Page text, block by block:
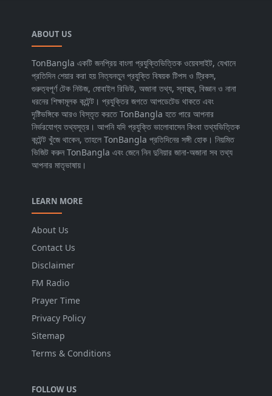
ABOUT US
TonBangla একটি জনপ্রিয় বাংলা প্রযুক্তিভিত্তিক ওয়েবসাইট, যেখানে
প্রতিদিন শেয়ার করা হয় নিত্যনতুন প্রযুক্তি বিষয়ক টিপস ও ট্রিকস,
গুরুত্বপূর্ণ টেক নিউজ, মোবাইল রিভিউ, অজানা তথ্য, স্বাস্থ্য, বিজ্ঞান ও নানা
ধরনের শিক্ষামূলক কন্টেন্ট। প্রযুক্তির জগতে আপডেটেড থাকতে এবং
দৃষ্টিভঙ্গিকে আরও বিস্তৃত করতে TonBangla হতে পারে আপনার
নির্ভরযোগ্য তথ্যসূত্র। আপনি যদি প্রযুক্তি ভালোবাসেন কিংবা তথ্যভিত্তিক
কন্টেন্ট খুঁজে থাকেন, তাহলে TonBangla প্রতিদিনের সঙ্গী হোক। নিয়মিত
ভিজিট করুন TonBangla এবং জেনে নিন দুনিয়ার জানা-অজানা সব তথ্য
আপনার মাতৃভাষায়।
LEARN MORE
About Us
Contact Us
Disclaimer
FM Radio
Prayer Time
Privacy Policy
Sitemap
Terms & Conditions
FOLLOW US